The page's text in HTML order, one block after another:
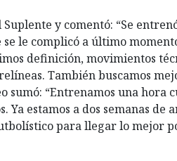
y comentó: “Se
le complicó a último
definición, movimientos
También buscamos
sumó: “Entrenamos una hora
estamos a dos semanas de
para llegar lo mejor